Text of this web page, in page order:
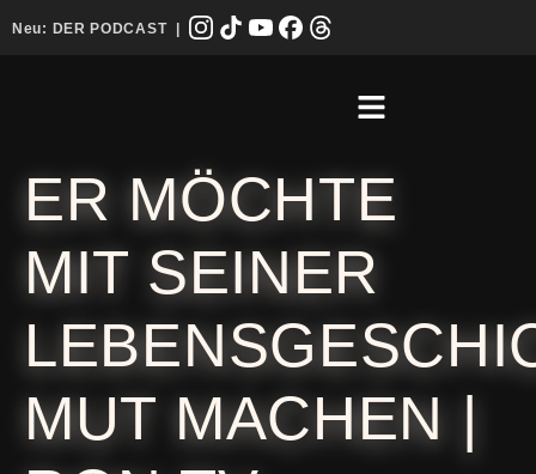
Neu: DER PODCAST|
ER MÖCHTE
MIT SEINER
MUT MACHEN |